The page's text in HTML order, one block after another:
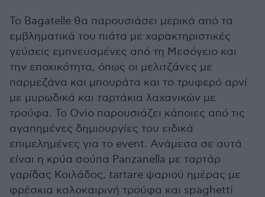
Το Bagatelle θα παρουσιάσει μερικά από τα
εμβληματικά του πιάτα με χαρακτηριστικές
γεύσεις εμπνευσμένες από τη Μεσόγειο και
την εποχικότητα, όπως οι μελιτζάνες με
παρμεζάνα και μπουράτα και το τρυφερό αρνί
με μυρωδικά και ταρτάκια λαχανικών με
τρούφα. Το Ovio παρουσιάζει κάποιες από τις
αγαπημένες δημιουργίες του ειδικά
επιμελημένες για τo event. Ανάμεσα σε αυτά
είναι η κρύα σούπα Panzanella με ταρτάρ
γαρίδας Κοιλάδος, tartare ψαριού ημέρας με
φρέσκια καλοκαιρινή τρούφα και spaghetti